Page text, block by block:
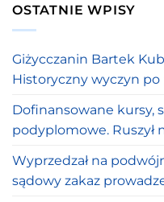
OSTATNIE WPISY
Giżycczanin Bartek
Historyczny wyczyn
Dofinansowane kursy,
podyplomowe. Ruszył
Wyprzedzał na
sądowy zakaz